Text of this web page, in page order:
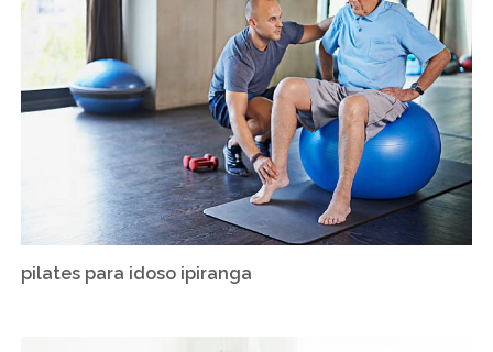
pilates para idoso ipiranga